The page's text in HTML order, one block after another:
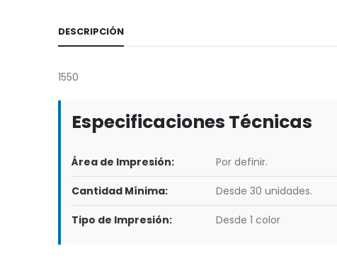
DESCRIPCIÓN
1550
Especificaciones Técnicas
Área de Impresión: Por definir.
Cantidad Mínima: Desde 30 unidades.
Tipo de Impresión: Desde 1 color